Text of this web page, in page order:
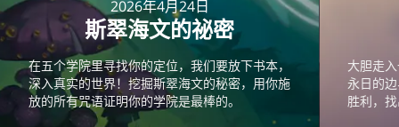
2026年4月24日
斯翠海文的祕密
在五个学院里寻找你的定位，我们要放下书本，
深入真实的世界！挖掘斯翠海文的秘密，用你施
放的所有咒语证明你的学院是最棒的。
大胆走
永日的
胜利，